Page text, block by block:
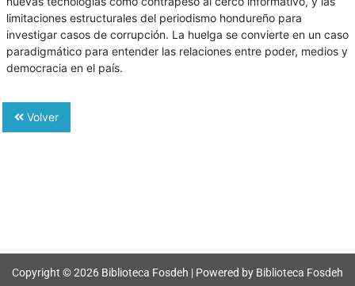
limitaciones estructurales del periodismo hondureño para
investigar casos de corrupción. La huelga se convierte en un caso
paradigmático para entender las relaciones entre poder, medios y
democracia en el país.
Volver
Copyright © 2026 Biblioteca Fosdeh | Powered by Biblioteca Fosdeh